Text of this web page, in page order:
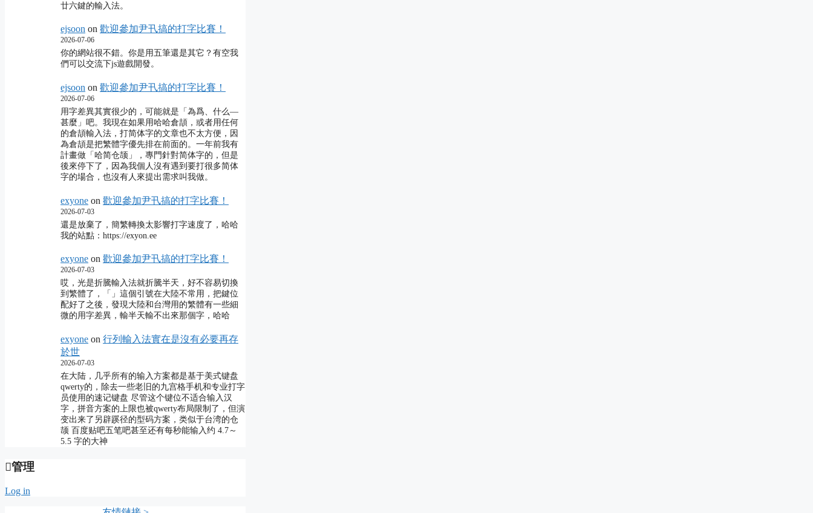
廿六鍵的輸入法。
ejsoon on 歡迎參加尹卂搞的打字比賽！
2026-07-06
你的網站很不錯。你是用五筆還是其它？有空我
們可以交流下js遊戲開發。
ejsoon on 歡迎參加尹卂搞的打字比賽！
2026-07-06
用字差異其實很少的，可能就是「為爲、什么―
甚麼」吧。我現在如果用哈哈倉頡，或者用任何
的倉頡輸入法，打简体字的文章也不太方便，因
為倉頡是把繁體字優先排在前面的。一年前我有
計畫做「哈简仓颉」，專門針對简体字的，但是
後來停下了，因為我個人沒有遇到要打很多简体
字的場合，也沒有人來提出需求叫我做。
exyone on 歡迎參加尹卂搞的打字比賽！
2026-07-03
還是放棄了，簡繁轉換太影響打字速度了，哈哈
我的站點：https://exyon.ee
exyone on 歡迎參加尹卂搞的打字比賽！
2026-07-03
哎，光是折騰輸入法就折騰半天，好不容易切換
到繁體了，「」這個引號在大陸不常用，把鍵位
配好了之後，發現大陸和台灣用的繁體有一些細
微的用字差異，輸半天輸不出來那個字，哈哈
exyone on 行列輸入法實在是沒有必要再存
於世
2026-07-03
在大陆，几乎所有的输入方案都是基于美式键盘
qwerty的，除去一些老旧的九宫格手机和专业打字
员使用的速记键盘 尽管这个键位不适合输入汉
字，拼音方案的上限也被qwerty布局限制了，但演
变出来了另辟蹊径的型码方案，类似于台湾的仓
颉 百度贴吧五笔吧甚至还有每秒能输入约 4.7～
5.5 字的大神
管理
Log in